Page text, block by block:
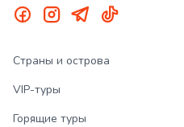
Страны и острова
VIP-туры
Горящие туры